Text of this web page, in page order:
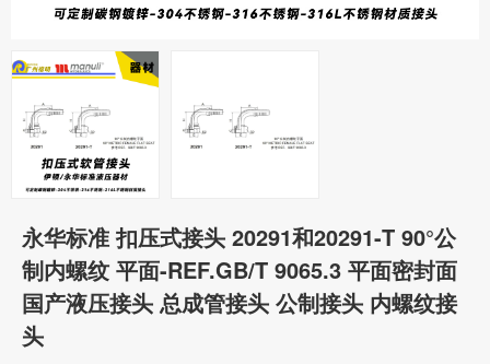
永华标准 扣压式接头 20291和20291-T 90°公
制内螺纹 平面-REF.GB/T 9065.3 平面密封面
国产液压接头 总成管接头 公制接头 内螺纹接
头